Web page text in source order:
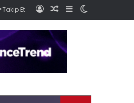
Takip Et Giriş Rastgele Haber
Kenar Bölmesi